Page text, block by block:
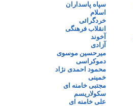
سپاه پاسداران
اسلام
خردگرائی
انقلاب فرهنگی
آخوند
آزادی
میرحسین موسوی
دموکراسی
محمود احمدی نژاد
خمینی
مجتبی خامنه ای
سکولاریسم
علی خامنه ای